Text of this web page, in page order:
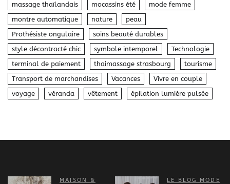
massage thaïlandais
mocassins été
mode femme
montre automatique
nature
peau
Prothésiste ongulaire
soins beauté durables
style décontracté chic
symbole intemporel
Technologie
terminal de paiement
thaimassage strasbourg
tourisme
Transport de marchandises
Vacances
Vivre en couple
voyage
véranda vêtement épilation lumière pulsée
MAISON &
LE BLOG MODE